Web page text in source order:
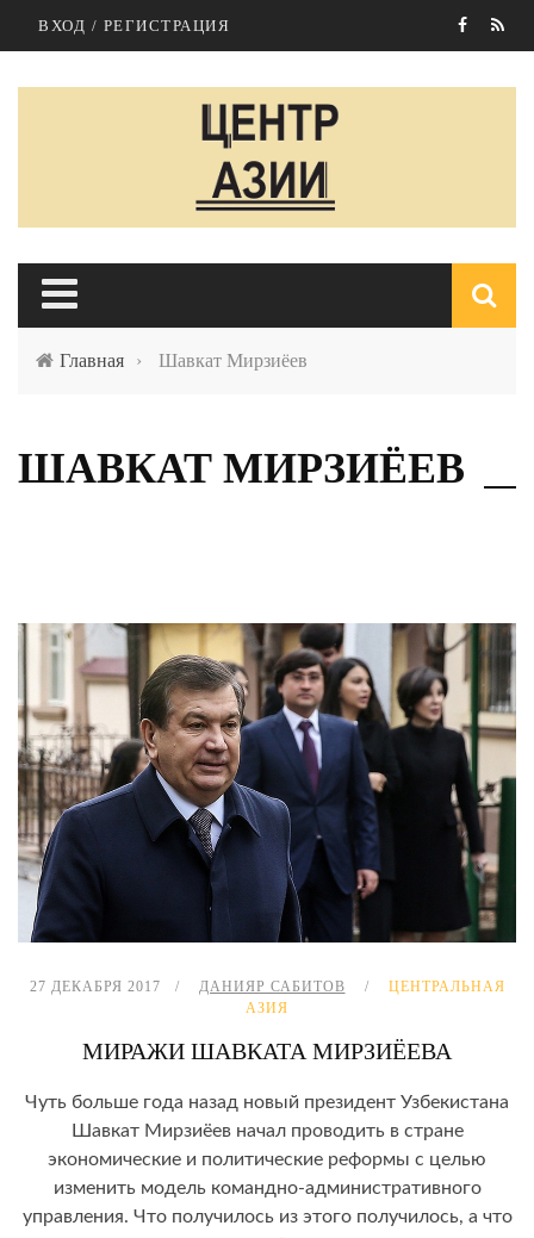
ВХОД / РЕГИСТРАЦИЯ
Главная › Шавкат Мирзиёев
ШАВКАТ МИРЗИЁЕВ
27 ДЕКАБРЯ 2017 ДАНИЯР САБИТОВ
ЦЕНТРАЛЬНАЯ
АЗИЯ
МИРАЖИ ШАВКАТА МИРЗИЁЕВА
Чуть больше года назад новый президент Узбекистана
Шавкат Мирзиёев начал проводить в стране
экономические и политические реформы с целью
изменить модель командно-административного
управления. Что получилось из этого получилось, а что